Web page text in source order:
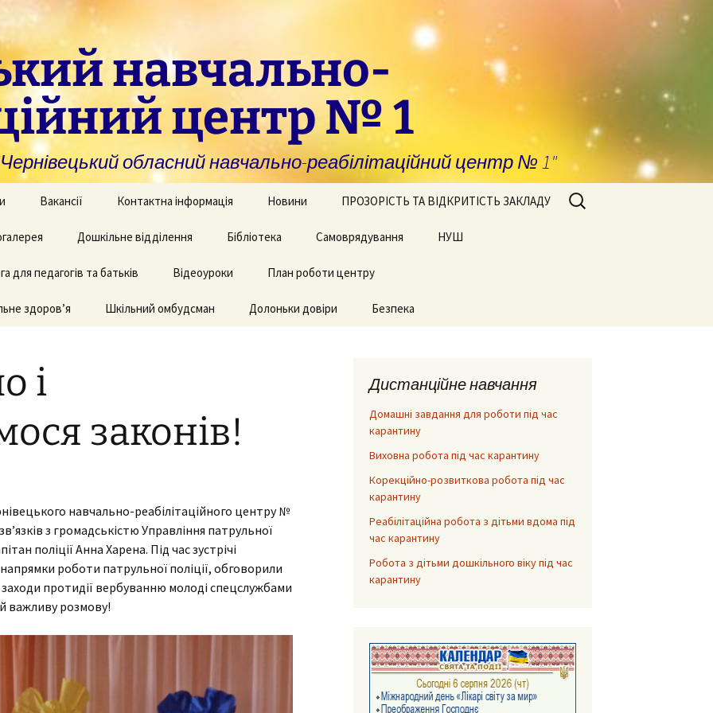
навчально-
центр № 1
обласний навчально-реабілітаційний центр № 1"
закладам із
та
навчання
послуги для
та виховання
батьків
Вакансії Контактна інформація Новини ПРОЗОРІСТЬ ТА ВІДКРИТІСТЬ ЗАКЛАДУ
Запобігання та
виявлення корупції
Фінансова звітність
з
творчих робіт
приміщень
Дошкільне відділення
Рекомендації для
Бібліотека Самоврядування НУШ
для педагогів та батьків Відеоуроки План роботи центру
здоров’я Шкільний омбудсман Долоньки довіри Безпека
Пошук:
і
законів!
навчально-реабілітаційного центру №
з громадськістю Управління патрульної
поліції Анна Харена. Під час зустрічі
роботи патрульної поліції, обговорили
протидії вербуванню молоді спецслужбами
важливу розмову!
Дистанційне навчання
Домашні завдання для роботи під час
карантину
Виховна робота під час карантину
Корекційно-розвиткова робота під час
карантину
Реабілітаційна робота з дітьми вдома під
час карантину
Робота з дітьми дошкільного віку під час
карантину